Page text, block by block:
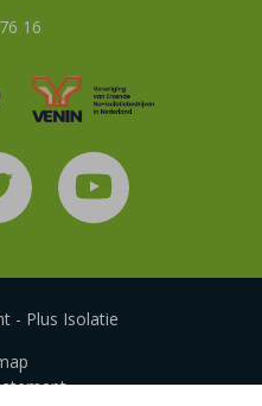
16
- Plus Isolatie